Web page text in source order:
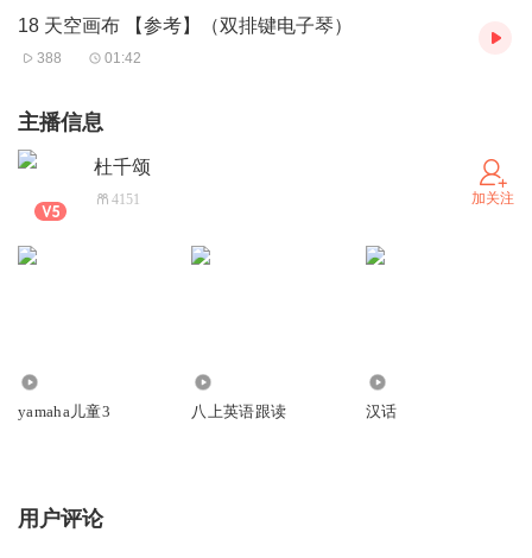
18 天空画布 【参考】（双排键电子琴）
388 01:42
主播信息
杜千颂
4151 加关注
yamaha儿童3 八上英语跟读 汉话
用户评论